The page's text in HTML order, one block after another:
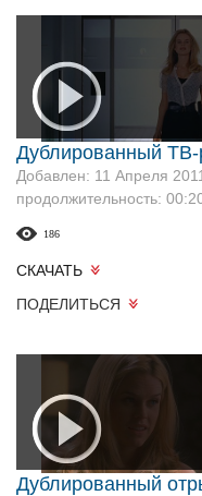
Дублированный
Добавлен: 11 Апреля
продолжительность:
186
СКАЧАТЬ
ПОДЕЛИТЬСЯ
Дублированный